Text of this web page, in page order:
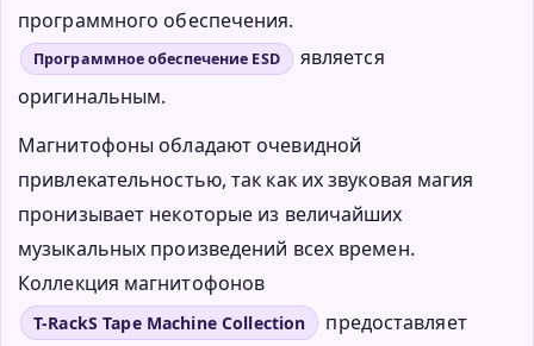
программного обеспечения.
Программное обеспечение ESD
является
оригинальным.
Магнитофоны обладают очевидной
привлекательностью, так как их звуковая магия
пронизывает некоторые из величайших
музыкальных произведений всех времен.
Коллекция магнитофонов
T-RackS Tape Machine Collection
предоставляет